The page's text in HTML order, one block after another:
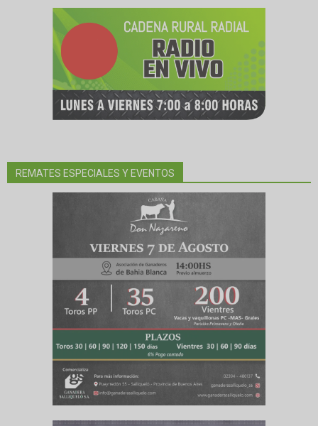
REMATES ESPECIALES Y EVENTOS